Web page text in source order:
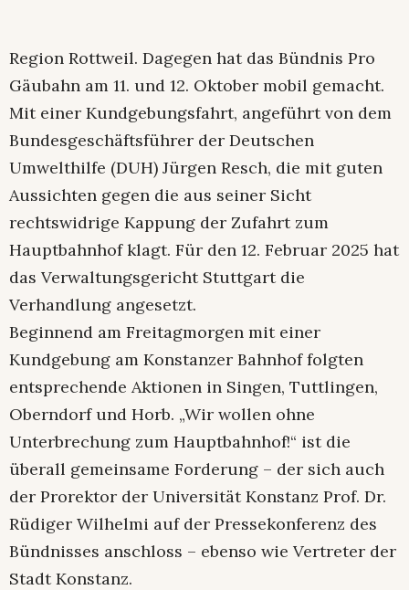
Region Rottweil. Dagegen hat das Bündnis Pro
Gäubahn am 11. und 12. Oktober mobil gemacht.
Mit einer Kundgebungsfahrt, angeführt von dem
Bundesgeschäftsführer der Deutschen
Umwelthilfe (DUH) Jürgen Resch, die mit guten
Aussichten gegen die aus seiner Sicht
rechtswidrige Kappung der Zufahrt zum
Hauptbahnhof klagt. Für den 12. Februar 2025 hat
das Verwaltungsgericht Stuttgart die
Verhandlung angesetzt.
Beginnend am Freitagmorgen mit einer
Kundgebung am Konstanzer Bahnhof folgten
entsprechende Aktionen in Singen, Tuttlingen,
Oberndorf und Horb. „Wir wollen ohne
Unterbrechung zum Hauptbahnhof!“ ist die
überall gemeinsame Forderung – der sich auch
der Prorektor der Universität Konstanz Prof. Dr.
Rüdiger Wilhelmi auf der Pressekonferenz des
Bündnisses anschloss – ebenso wie Vertreter der
Stadt Konstanz.